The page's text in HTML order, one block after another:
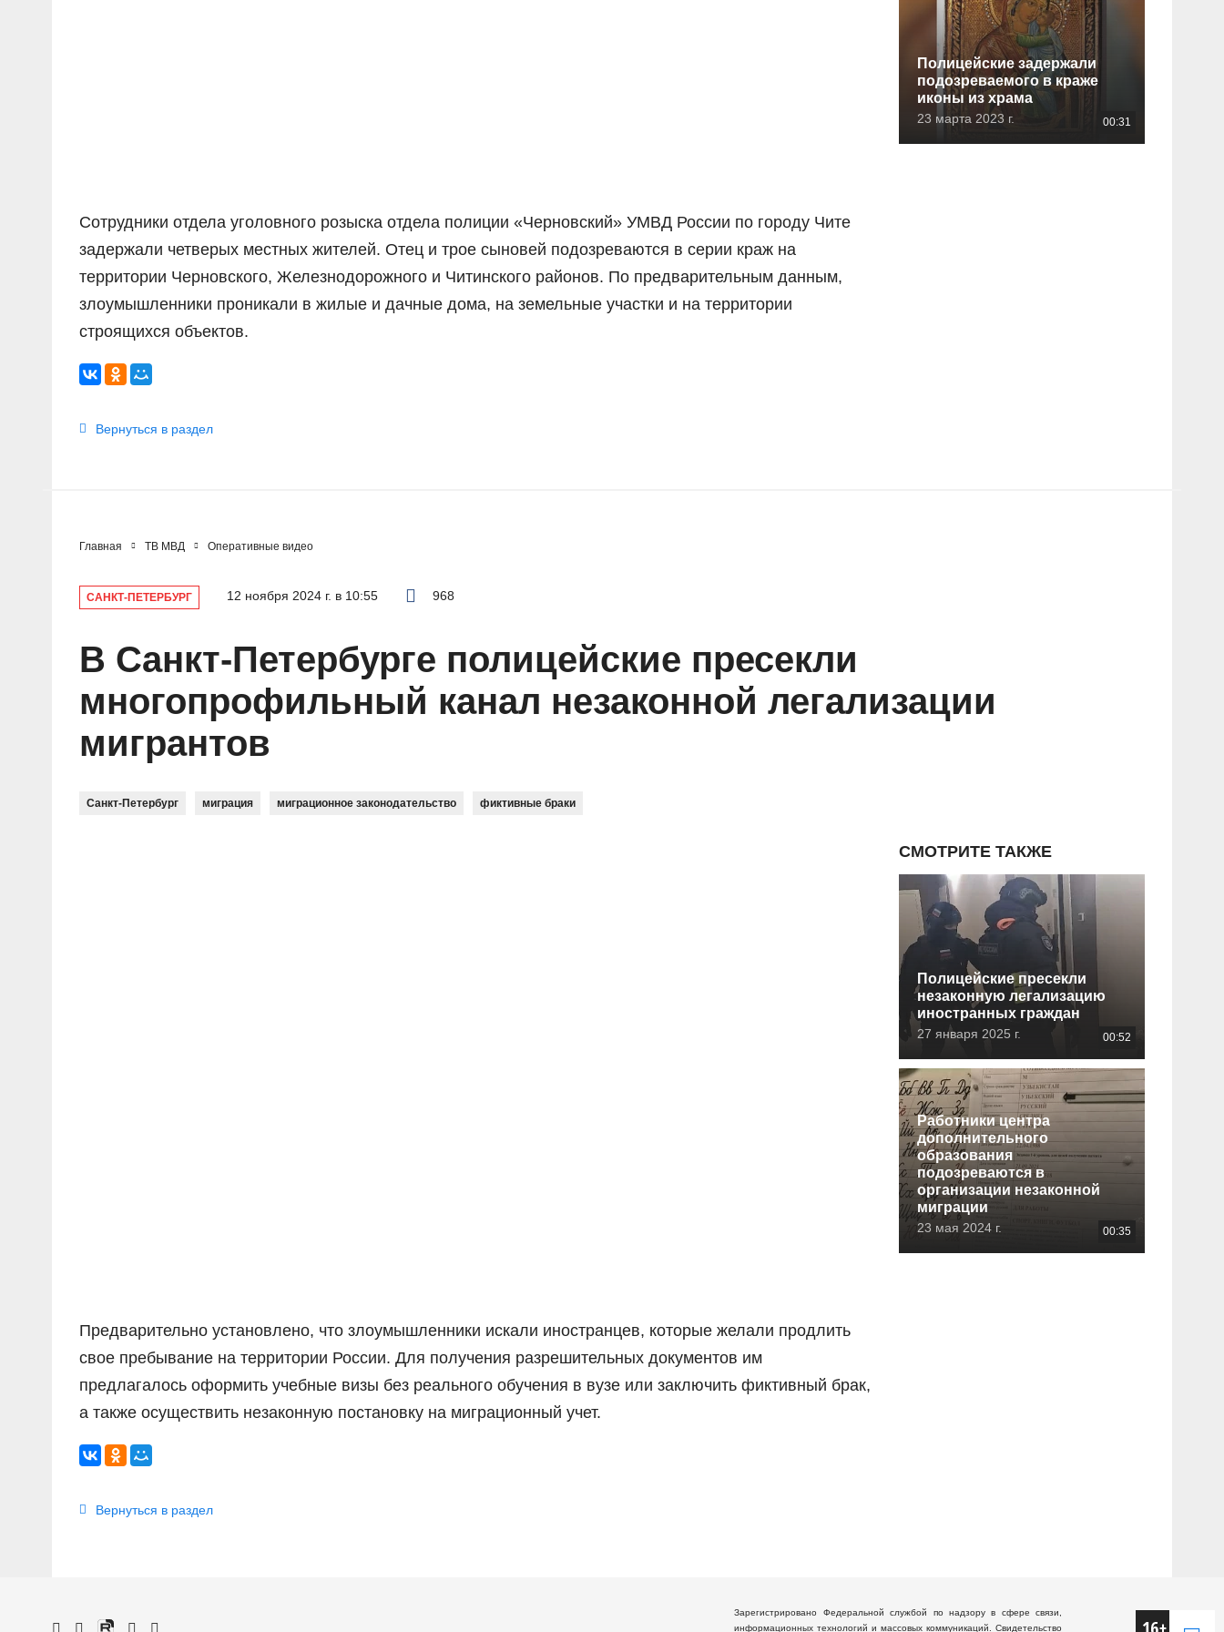
Сотрудники отдела уголовного розыска отдела полиции «Черновский» УМВД России по городу Чите
задержали четверых местных жителей. Отец и трое сыновей подозреваются в серии краж на
территории Черновского, Железнодорожного и Читинского районов. По предварительным данным,
злоумышленники проникали в жилые и дачные дома, на земельные участки и на территории
строящихся объектов.
Вернуться в раздел
Полицейские задержали
подозреваемого в краже
иконы из храма
23 марта 2023 г. 00:31
Главная ТВ МВД Оперативные видео
САНКТ-ПЕТЕРБУРГ 12 ноября 2024 г. в 10:55 968
В Санкт-Петербурге полицейские пресекли
многопрофильный канал незаконной легализации
мигрантов
Санкт-Петербург миграция миграционное законодательство фиктивные браки
Предварительно установлено, что злоумышленники искали иностранцев, которые желали продлить
свое пребывание на территории России. Для получения разрешительных документов им
предлагалось оформить учебные визы без реального обучения в вузе или заключить фиктивный брак,
а также осуществить незаконную постановку на миграционный учет.
Вернуться в раздел
СМОТРИТЕ ТАКЖЕ
Полицейские пресекли
незаконную легализацию
иностранных граждан
27 января 2025 г. 00:52
Работники центра
дополнительного
образования
подозреваются в
организации незаконной
миграции
23 мая 2024 г. 00:35
Зарегистрировано Федеральной службой по надзору в сфере связи,
информационных технологий и массовых коммуникаций. Свидетельство